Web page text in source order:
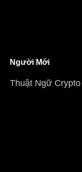
Người Mới
Thuật Ngữ Crypto